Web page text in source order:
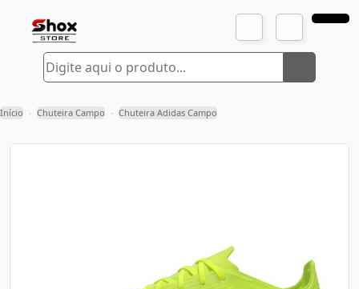
Início › Chuteira Campo › Chuteira Adidas Campo